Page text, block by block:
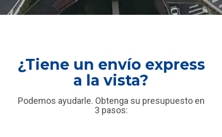
¿Tiene un envío express
a la vista?
Podemos ayudarle. Obtenga su presupuesto en
3 pasos: